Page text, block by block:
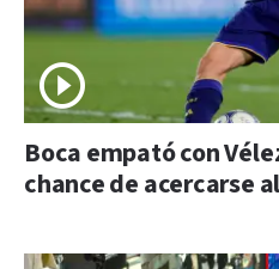
Boca empató con
chance de acercarse